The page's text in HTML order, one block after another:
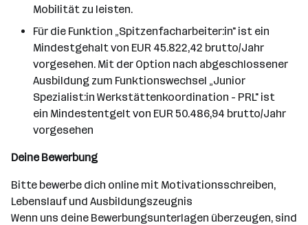
Mobilität zu leisten.
Für die Funktion „Spitzenfacharbeiter:in" ist ein
Mindestgehalt von EUR 45.822,42 brutto/Jahr
vorgesehen. Mit der Option nach abgeschlossener
Ausbildung zum Funktionswechsel „Junior
Spezialist:in Werkstättenkoordination - PRL" ist
ein Mindestentgelt von EUR 50.486,94 brutto/Jahr
vorgesehen
Deine Bewerbung
Bitte bewerbe dich online mit Motivationsschreiben,
Lebenslauf und Ausbildungszeugnis
Wenn uns deine Bewerbungsunterlagen überzeugen, sind